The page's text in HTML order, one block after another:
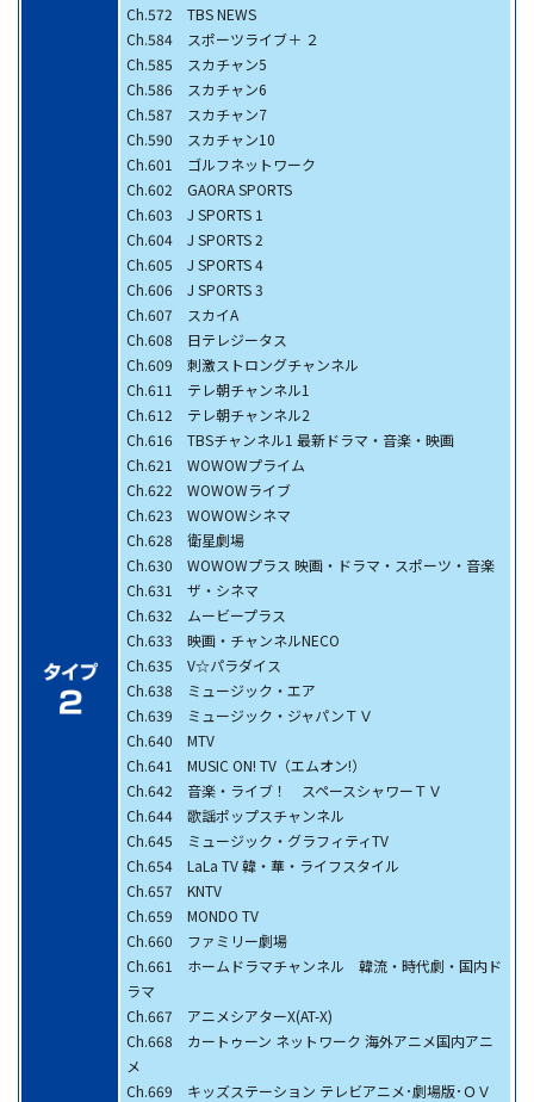
Ch.572 TBS NEWS
Ch.584 スポーツライブ＋ ２
Ch.585 スカチャン5
Ch.586 スカチャン6
Ch.587 スカチャン7
Ch.590 スカチャン10
Ch.601 ゴルフネットワーク
Ch.602 GAORA SPORTS
Ch.603 J SPORTS 1
Ch.604 J SPORTS 2
Ch.605 J SPORTS 4
Ch.606 J SPORTS 3
Ch.607 スカイA
Ch.608 日テレジータス
Ch.609 刺激ストロングチャンネル
Ch.611 テレ朝チャンネル1
Ch.612 テレ朝チャンネル2
Ch.616 TBSチャンネル1 最新ドラマ・音楽・映画
Ch.621 WOWOWプライム
Ch.622 WOWOWライブ
Ch.623 WOWOWシネマ
Ch.628 衛星劇場
Ch.630 WOWOWプラス 映画・ドラマ・スポーツ・音楽
Ch.631 ザ・シネマ
Ch.632 ムービープラス
Ch.633 映画・チャンネルNECO
Ch.635 V☆パラダイス
Ch.638 ミュージック・エア
Ch.639 ミュージック・ジャパンＴＶ
Ch.640 MTV
Ch.641 MUSIC ON! TV（エムオン!）
Ch.642 音楽・ライブ！ スペースシャワーＴＶ
Ch.644 歌謡ポップスチャンネル
Ch.645 ミュージック・グラフィティTV
Ch.654 LaLa TV 韓・華・ライフスタイル
Ch.657 KNTV
Ch.659 MONDO TV
Ch.660 ファミリー劇場
Ch.661 ホームドラマチャンネル 韓流・時代劇・国内ド
ラマ
Ch.667 アニメシアターX(AT-X)
Ch.668 カートゥーン ネットワーク 海外アニメ国内アニ
メ
Ch.669 キッズステーション テレビアニメ･劇場版･ＯＶ